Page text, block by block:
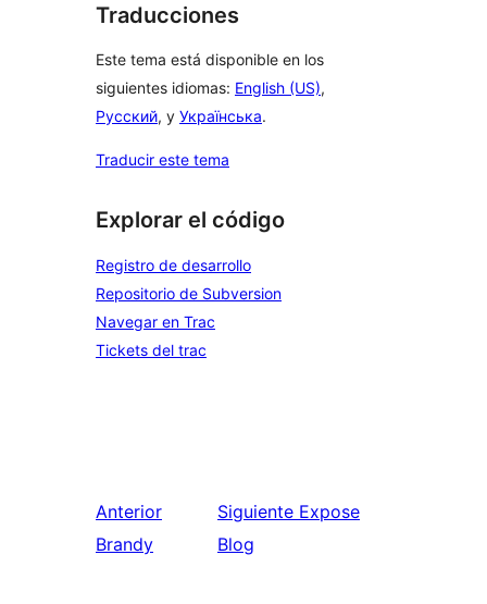
Traducciones
Este tema está disponible en los
siguientes idiomas: English (US),
Русский, y Українська.
Traducir este tema
Explorar el código
Registro de desarrollo
Repositorio de Subversion
Navegar en Trac
Tickets del trac
Anterior
Brandy
Siguiente Expose
Blog